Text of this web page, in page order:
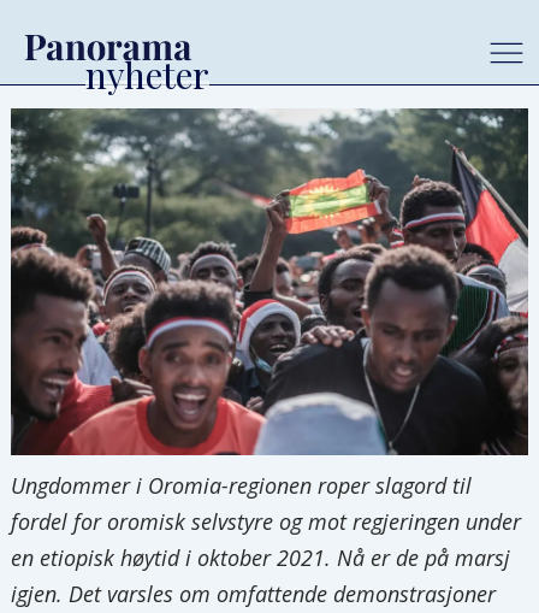
Ungdommer i Oromia-regionen roper slagord til
fordel for oromisk selvstyre og mot regjeringen under
en etiopisk høytid i oktober 2021. Nå er de på marsj
igjen. Det varsles om omfattende demonstrasjoner